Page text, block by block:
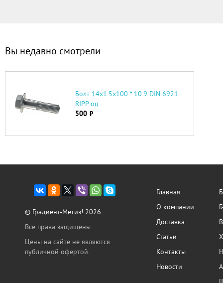
Вы недавно смотрели
Болт 14х1.5х100 * 10.9 DIN 6921
RIPP оц
500 руб.
© Градиент-Метиз! 2026
Все права защищены.
Цены на сайте не являются
публичной офертой.
Главная
О компании
Доставка
Статьи
Контакты
Новости